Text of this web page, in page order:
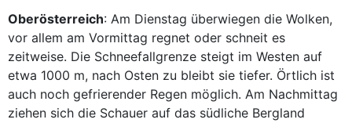
Oberösterreich: Am Dienstag überwiegen die Wolken,
vor allem am Vormittag regnet oder schneit es
zeitweise. Die Schneefallgrenze steigt im Westen auf
etwa 1000 m, nach Osten zu bleibt sie tiefer. Örtlich ist
auch noch gefrierender Regen möglich. Am Nachmittag
ziehen sich die Schauer auf das südliche Bergland